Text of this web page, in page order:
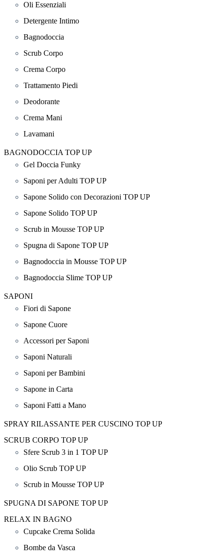
Oli Essenziali
Detergente Intimo
Bagnodoccia
Scrub Corpo
Crema Corpo
Trattamento Piedi
Deodorante
Crema Mani
Lavamani
BAGNODOCCIA TOP UP
Gel Doccia Funky
Saponi per Adulti TOP UP
Sapone Solido con Decorazioni TOP UP
Sapone Solido TOP UP
Scrub in Mousse TOP UP
Spugna di Sapone TOP UP
Bagnodoccia in Mousse TOP UP
Bagnodoccia Slime TOP UP
SAPONI
Fiori di Sapone
Sapone Cuore
Accessori per Saponi
Saponi Naturali
Saponi per Bambini
Sapone in Carta
Saponi Fatti a Mano
SPRAY RILASSANTE PER CUSCINO TOP UP
SCRUB CORPO TOP UP
Sfere Scrub 3 in 1 TOP UP
Olio Scrub TOP UP
Scrub in Mousse TOP UP
SPUGNA DI SAPONE TOP UP
RELAX IN BAGNO
Cupcake Crema Solida
Bombe da Vasca